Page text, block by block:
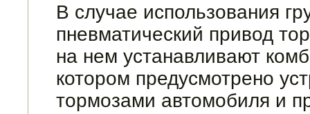
В случае использования
пневма­тический привод
на нем устанавли­вают
котором предусмотрено
тормозами автомобиля и